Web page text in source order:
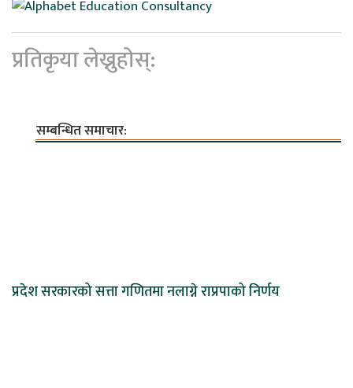
प्रतिकृया लेख्नुहोस्:
सम्बन्धित समाचार:
प्रदेश सरकारको सत्ता गणितमा नलाग्ने राप्रपाको निर्णय